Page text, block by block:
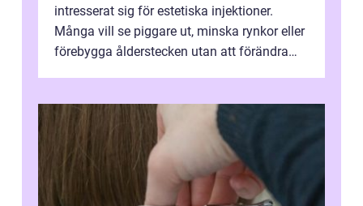
intresserat sig för estetiska injektioner.
Många vill se piggare ut, minska rynkor eller
förebygga ålderstecken utan att förändra